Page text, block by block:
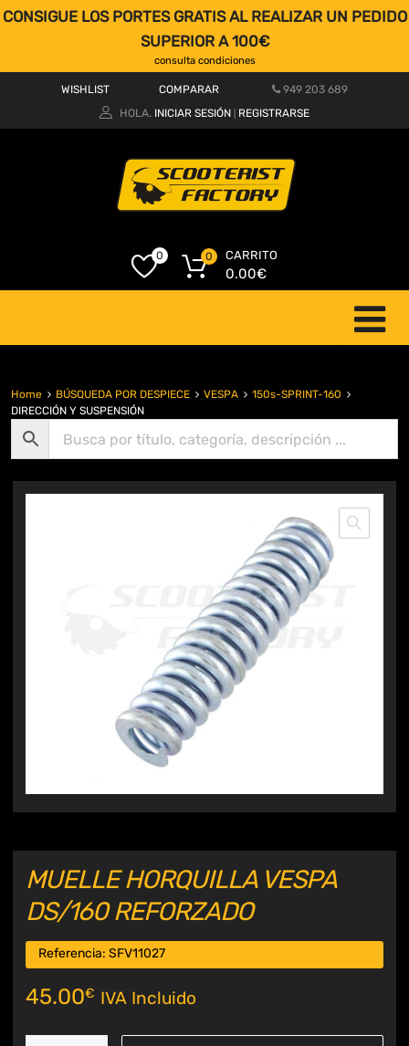
CONSIGUE LOS PORTES GRATIS AL REALIZAR UN PEDIDO
SUPERIOR A 100€
consulta condiciones
WISHLIST COMPARAR
949 203 689
HOLA. INICIAR SESIÓN REGISTRARSE
0 CARRITO
0.00€
0
Home BÚSQUEDA POR DESPIECE VESPA
150s-SPRINT-160
DIRECCIÓN Y SUSPENSIÓN
MUELLE HORQUILLA VESPA
DS/160 REFORZADO
Referencia: SFV11027
45.00€ IVA Incluido